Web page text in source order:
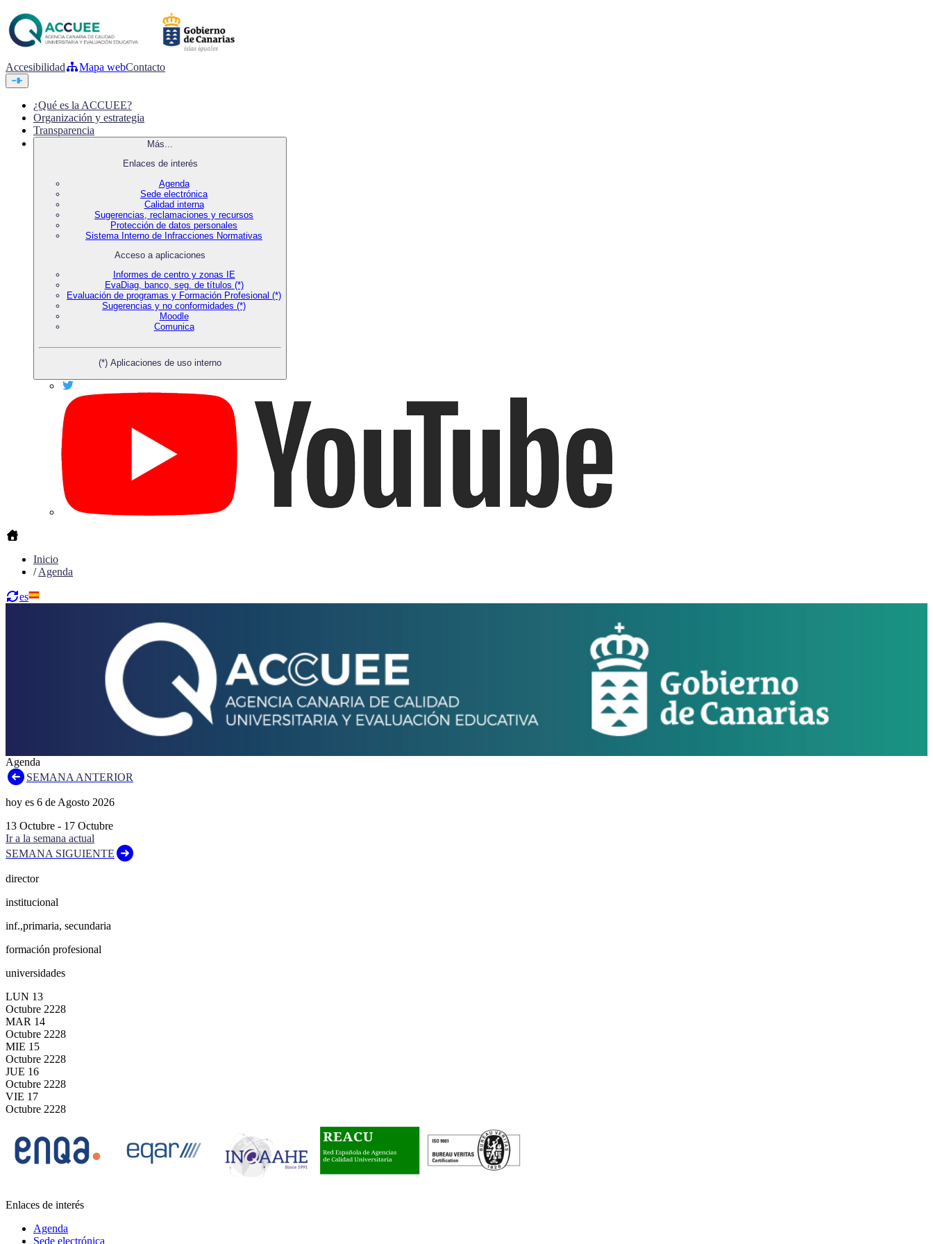
Accesibilidad Mapa webContacto
¿Qué es la ACCUEE?
Organización y estrategia
Transparencia
Más...
Enlaces de interés
Agenda
Sede electrónica
Calidad interna
Sugerencias, reclamaciones y recursos
Protección de datos personales
Sistema Interno de Infracciones Normativas
Acceso a aplicaciones
Informes de centro y zonas IE
EvaDiag, banco, seg. de títulos (*)
Evaluación de programas y Formación Profesional (*)
Sugerencias y no conformidades (*)
Moodle
Comunica
(*) Aplicaciones de uso interno
Inicio
/Agenda
es
Agenda
SEMANA ANTERIOR
hoy es 6 de Agosto 2026
13 Octubre - 17 Octubre
Ir a la semana actual
SEMANA SIGUIENTE
director
institucional
inf.,primaria, secundaria
formación profesional
universidades
LUN 13
Octubre 2228
MAR 14
Octubre 2228
MIE 15
Octubre 2228
JUE 16
Octubre 2228
VIE 17
Octubre 2228
Enlaces de interés
Agenda
Sede electrónica